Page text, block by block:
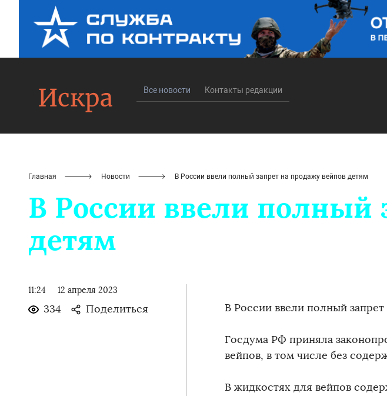
Все новости Контакты редакции
Главная Новости В России ввели полный запрет на продажу вейпов детям
В России ввели полный
детям
11:24 12 апреля 2023
334 Поделиться В России ввели полный
Госдума РФ приняла
вейпов, в том числе без
В жидкостях для вейпов